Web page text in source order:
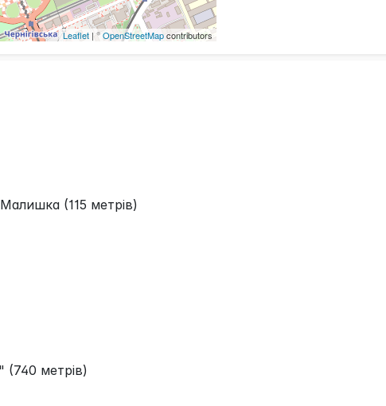
Leaflet | ©OpenStreetMapcontributors
(115 метрів)
метрів)